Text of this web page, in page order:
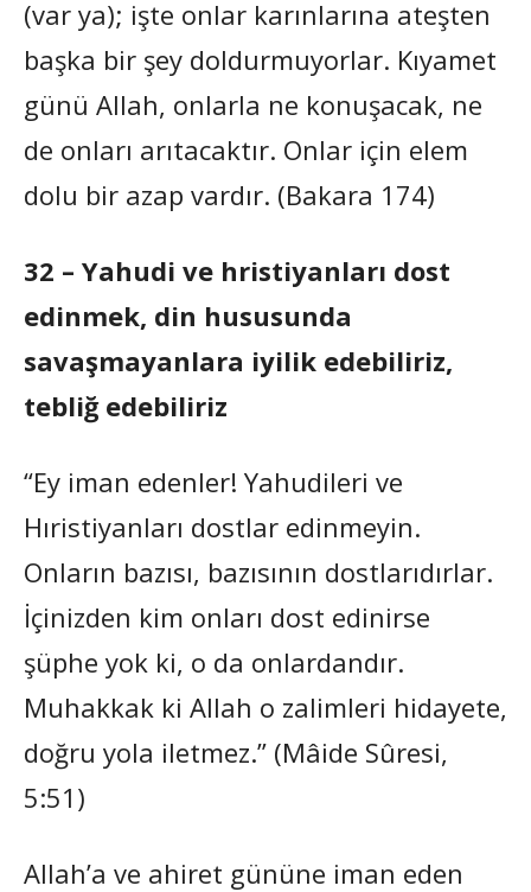
(var ya); işte onlar karınlarına ateşten
başka bir şey doldurmuyorlar. Kıyamet
günü Allah, onlarla ne konuşacak, ne
de onları arıtacaktır. Onlar için elem
dolu bir azap vardır. (Bakara 174)
32 – Yahudi ve hristiyanları dost
edinmek, din hususunda
savaşmayanlara iyilik edebiliriz,
tebliğ edebiliriz
“Ey iman edenler! Yahudileri ve
Hıristiyanları dostlar edinmeyin.
Onların bazısı, bazısının dostlarıdırlar.
İçinizden kim onları dost edinirse
şüphe yok ki, o da onlardandır.
Muhakkak ki Allah o zalimleri hidayete,
doğru yola iletmez.” (Mâide Sûresi,
5:51)
Allah’a ve ahiret gününe iman eden